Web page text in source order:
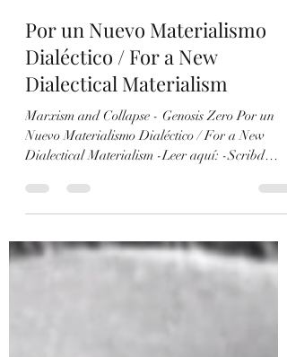
23 oct 2025 1 min de lectura
Por un Nuevo Materialismo
Dialéctico / For a New
Dialectical Materialism
Marxism and Collapse - Genosis Zero Por un
Nuevo Materialismo Dialéctico / For a New
https://www.scribd.com/document/928915317/En
gels-y-la-Dialectica-Materialista-en-el-Siglo-